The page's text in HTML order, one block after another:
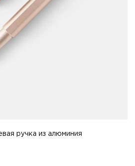
ручка из алюминия